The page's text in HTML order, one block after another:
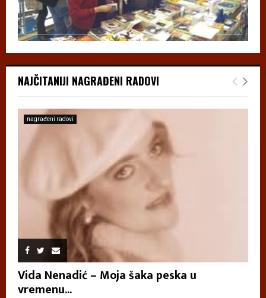
NAJČITANIJI NAGRAĐENI RADOVI
nagrađeni radovi
Vida Nenadić – Moja šaka peska u
vremenu...